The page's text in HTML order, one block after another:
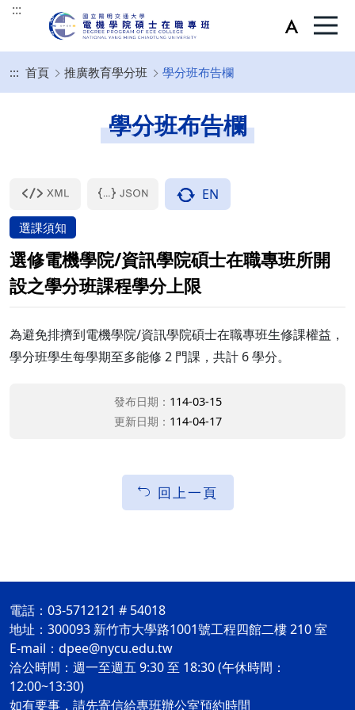
:::
::: 首頁 推廣教育學分班 學分班布告欄
學分班布告欄
EN
選課須知
選修電機學院/資訊學院碩士在職專班所開
設之學分班課程學分上限
為避免排擠到電機學院/資訊學院碩士在職專班生修課權益，
學分班學生每學期至多能修 2 門課，共計 6 學分。
發布日期： 114-03-15
更新日期： 114-04-17
回上一頁
電話：03-5712121 # 54018
地址：300093 新竹市大學路1001號工程四館二樓 210 室
E-mail：dpee@nycu.edu.tw
洽公時間：週一至週五 9:30 至 18:30 (午休時間：
12:00~13:30)
如有要事，請先寄信給專班辦公室預約時間